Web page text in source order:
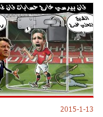
2015-1-13